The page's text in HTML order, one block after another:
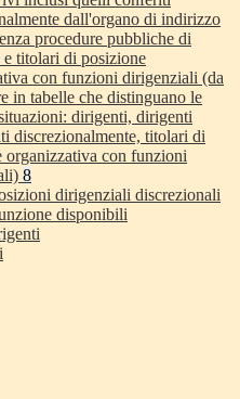
dall'organo di indirizzo
procedure pubbliche di
e titolari di posizione
con funzioni dirigenziali (da
in tabelle che distinguano le
dirigenti, dirigenti
discrezionalmente, titolari di
organizzativa con funzioni
8
dirigenziali discrezionali
disponibili